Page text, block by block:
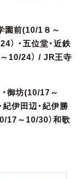
園前(10/1８～
） ・五位堂・近鉄
10/24） / JR王寺
御坊(10/17～
紀伊田辺・紀伊勝
17～10/30）和歌